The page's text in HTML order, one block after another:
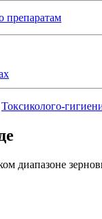
препаратам
Токсиколого-
диапазоне